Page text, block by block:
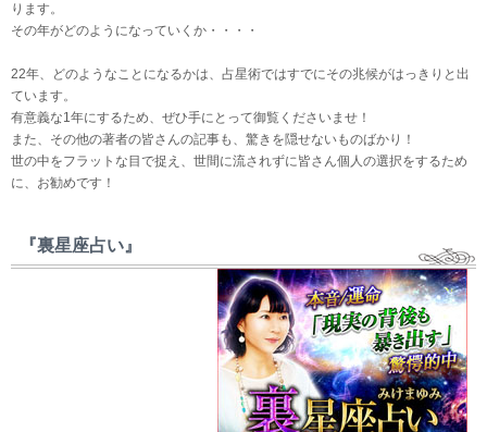
ります。
その年がどのようになっていくか・・・・
22年、どのようなことになるかは、占星術ではすでにその兆候がはっきりと出
ています。
有意義な1年にするため、ぜひ手にとって御覧くださいませ！
また、その他の著者の皆さんの記事も、驚きを隠せないものばかり！
世の中をフラットな目で捉え、世間に流されずに皆さん個人の選択をするため
に、お勧めです！
『裏星座占い』